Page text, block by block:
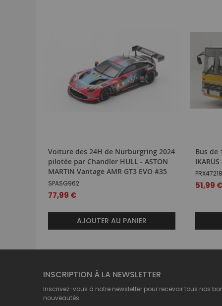
Voiture des 24H de Nurburgring 2024
pilotée par Chandler HULL - ASTON
MARTIN Vantage AMR GT3 EVO #35
SPASG962
77,99 €
AJOUTER AU PANIER
Bus de
51,99
INSCRIPTION À LA NEWSLETTER
Inscrivez-vous à notre newsletter pour recevoir tous nos
nouveautés.